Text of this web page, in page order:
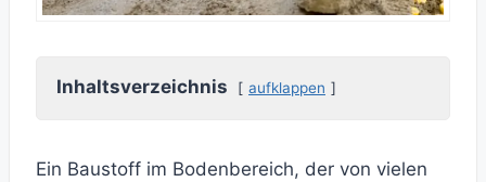
Inhaltsverzeichnis aufklappen
Ein Baustoff im Bodenbereich, der von vielen